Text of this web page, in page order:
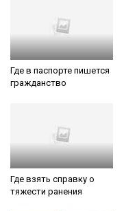
Где в паспорте пишется
гражданство
Где взять справку о
тяжести ранения